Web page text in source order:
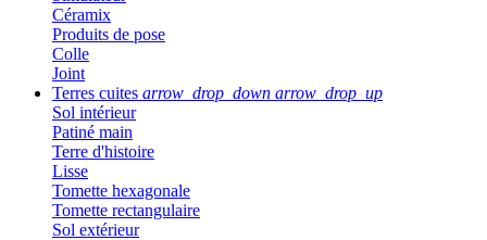
Céramix
Produits de pose
Colle
Joint
Terres cuites arrow_drop_down arrow_drop_up
Sol intérieur
Patiné main
Terre d'histoire
Lisse
Tomette hexagonale
Tomette rectangulaire
Sol extérieur